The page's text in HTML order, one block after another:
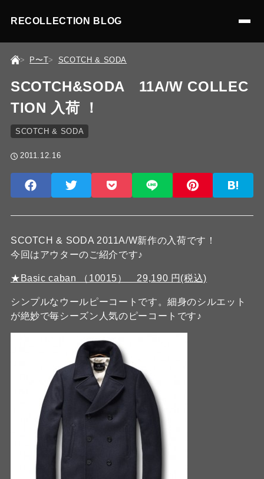
RECOLLECTION BLOG
P〜T SCOTCH & SODA
SCOTCH&SODA 11A/W COLLEC
TION 入荷 ！
SCOTCH & SODA
2011.12.16
SCOTCH & SODA 2011A/W新作の入荷です！
今回はアウターのご紹介です♪
★Basic caban （10015） 29,190 円(税込)
シンプルなウールピーコートです。細身のシルエット
が絶妙で毎シーズン人気のピーコートです♪